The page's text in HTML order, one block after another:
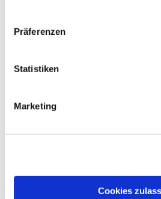
Präferenzen
Statistiken
Marketing
Cookies
ein Weg in die Stille und
persönliche
Spaziergänge und Erholung.